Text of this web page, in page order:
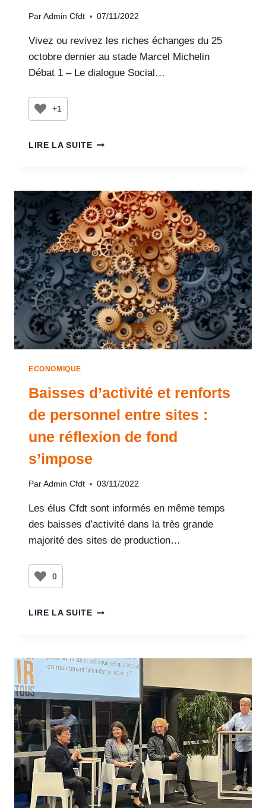
Par Admin Cfdt 07/11/2022
Vivez ou revivez les riches échanges du 25
octobre dernier au stade Marcel Michelin
Débat 1 – Le dialogue Social…
+1
LIRE LA SUITE
ECONOMIQUE
Baisses d’activité et renforts
de personnel entre sites :
une réflexion de fond
s’impose
Par Admin Cfdt 03/11/2022
Les élus Cfdt sont informés en même temps
des baisses d’activité dans la très grande
majorité des sites de production…
0
LIRE LA SUITE